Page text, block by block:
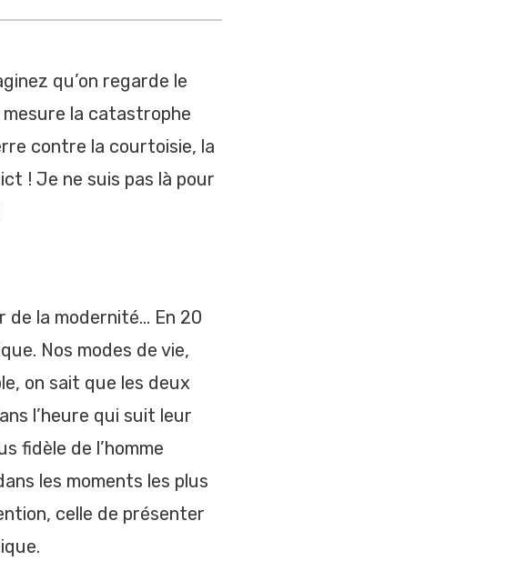
qu’on regarde le
la catastrophe
contre la courtoisie, la
! Je ne suis pas là pour
de la modernité… En 20
Nos modes de vie,
on sait que les deux
l’heure qui suit leur
fidèle de l’homme
les moments les plus
celle de présenter